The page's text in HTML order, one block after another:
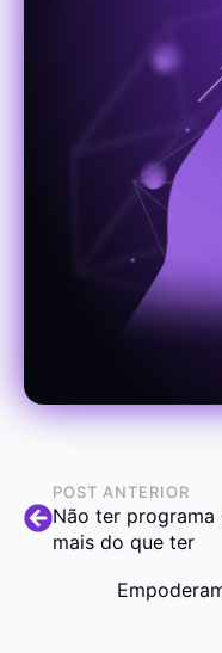
POST ANTERIOR
Não ter
mais do que ter